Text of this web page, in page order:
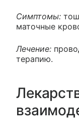
Симптомы:
маточные
Лечение:
терапию.